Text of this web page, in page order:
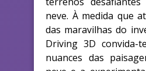
neve. À medida que
das maravilhas do
Driving 3D convida-
nuances das